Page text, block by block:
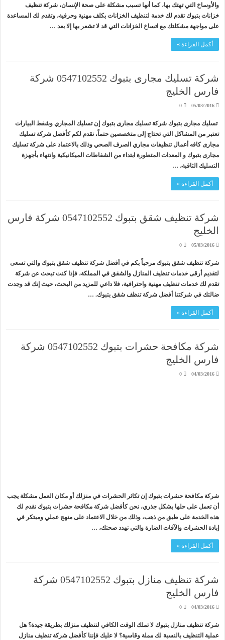
والأوساخ التي تهتك بها، كما أنها تسبب مشكلة على صحة الإنسان، شركة تنظيف
خزانات بتبوك تقدم لك خدمة لتنظيف الخزانات بكلف مهنية وحرفية، وتقدم لك المساعدة
على مواجهة مشكلتك مع اتساخ الخزانات التي قد لا تشعر بها إلا بعد …
أكمل القراءة »
شركة تسليك مجارى بتبوك 0547102552 شركة
فارس الخليج
05/03/2016
0
تسليك مجارى بتبوك شركة تسليك مجارى بتبوك إن تسليك المجاري وشفط البيارات
تعتبر من المشاكل التي تحتاج إلى متخصصين حتماً، نقدم لكم كأفضل شركة تسليك
مجارى كافه أعمال تنظيفات مجاري الصرف الصحي وذلك بالاعتماد على شركة تسليك
مجارى بتبوك و المعدات المتطورة ابتداء من الشفاطات الميكانيكية وانتهاء بأجهزة
التسليك الثاقبة، …
أكمل القراءة »
شركة تنظيف شقق بتبوك 0547102552 شركة فارس
الخليج
05/03/2016
0
شركة تنظيف شقق بتبوك مرحباً بكم في أفضل شركة تنظيف شقق بتبوك والتي تسعى
لتقديم أرقى خدمات تنظيف المنازل والشقق في المملكة، فإذا كنت تبحث عن شركة
تقدم لك خدمات تنظيف مهنية واحترافية، فلا داعي للمزيد من البحث، حيث إنك قد وجدت
ضالتك في شركتنا أفضل شركة تنظف شقق بتبوك. …
أكمل القراءة »
شركة مكافحة حشرات بتبوك 0547102552 شركة
فارس الخليج
04/03/2016
0
شركة مكافحة حشرات بتبوك إن تكاثر الحشرات في منزلك أو مكان العمل مشكلة يجب
أن تعمل على حلها بشكل جذري، نحن كأفضل شركة مكافحة حشرات بتبوك نقدم لك
هذه الخدمة على طبق من ذهب، وذلك من خلال الاعتماد على منهج عملي ومبتكر في
إبادة الحشرات والآفات الضارة والتي تهدد صحتك، …
أكمل القراءة »
شركة تنظيف منازل بتبوك 0547102552 شركة
فارس الخليج
04/03/2016
0
شركة تنظيف منازل بتبوك لا تملك الوقت الكافي لتنظيف منزلك بطريقة جيدة؟ هل
عملية التنظيف بالنسبة لك مملة وقاسية؟ لا عليك فإننا كأفضل شركة تنظيف منازل